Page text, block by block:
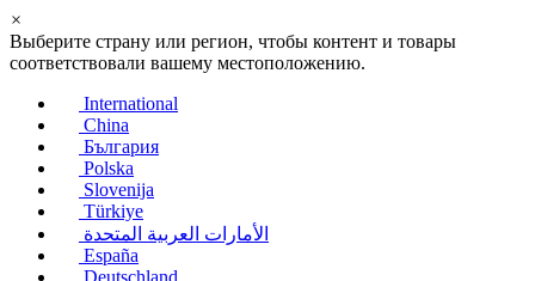
×
Выберите страну или регион, чтобы контент и товары
соответствовали вашему местоположению.
International
China
България
Polska
Slovenija
Türkiye
الأمارات العربية المتحدة
España
Deutschland